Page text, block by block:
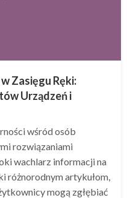
Zasięgu Ręki:
Urządzeń i
wśród osób
rozwiązaniami
wachlarz informacji na
różnorodnym artykułom,
mogą zgłębiać